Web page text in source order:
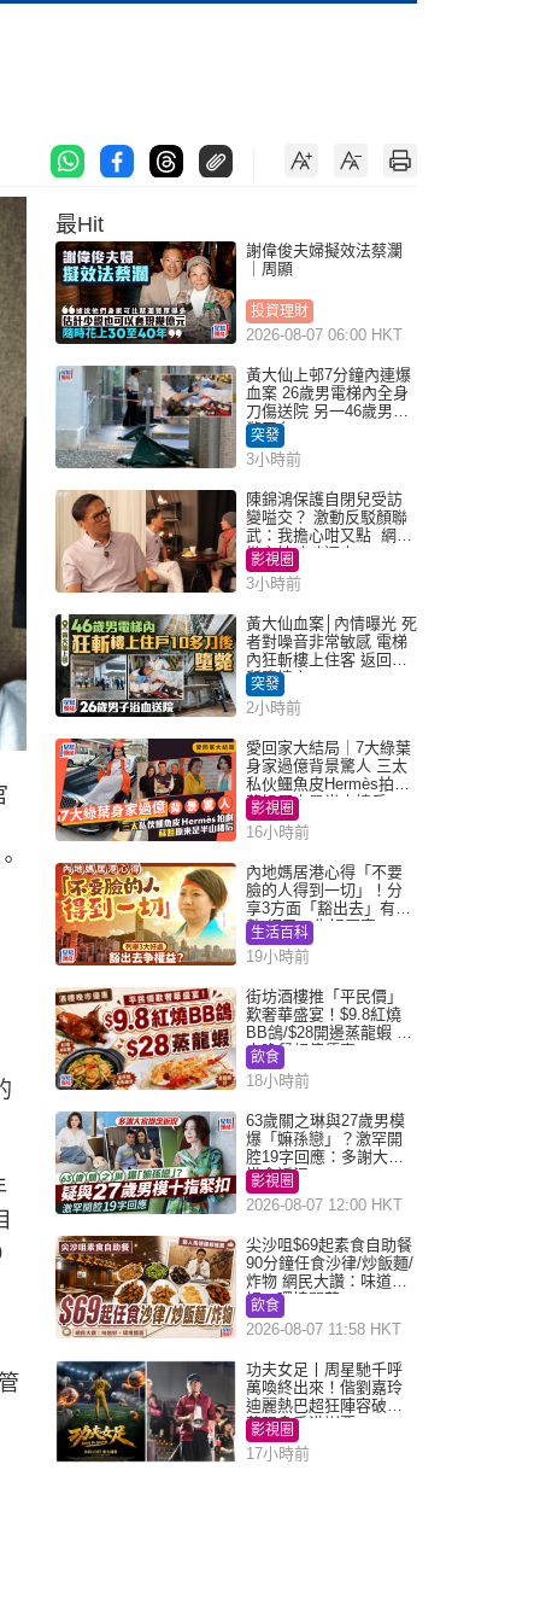
最Hit
謝偉俊夫婦擬效法蔡瀾
｜周顯
投資理財
2026-08-07 06:00 HKT
黃大仙上邨7分鐘內連爆
血案 26歲男電梯內全身
刀傷送院 另一46歲男倒
斃平台
突發
3小時前
陳錦鴻保護自閉兒受訪
變嗌交？ 激動反駁顏聯
武：我擔心咁又點 網民
批主持咄咄逼人
影視圈
3小時前
黃大仙血案│內情曝光 死
者對噪音非常敏感 電梯
內狂斬樓上住客 返回住
所墮樓亡
突發
2小時前
愛回家大結局｜7大綠葉
身家過億背景驚人 三太
私伙鱷魚皮Hermès拍劇
蘇姐原來是半山樓后
影視圈
16小時前
內地媽居港心得「不要
臉的人得到一切」！分
享3方面「豁出去」有著
數 網民：你好厲害
生活百科
19小時前
街坊酒樓推「平民價」
歎奢華盛宴！$9.8紅燒
BB鴿/$28開邊蒸龍蝦 3
大晚餐超值優惠
飲食
18小時前
63歲關之琳與27歲男模
爆「嫲孫戀」？激罕開
腔19字回應：多謝大家
掛念近況
影視圈
2026-08-07 12:00 HKT
尖沙咀$69起素食自助餐
90分鐘任食沙律/炒飯麵/
炸物 網民大讚：味道
好，環境闊落
飲食
2026-08-07 11:58 HKT
功夫女足丨周星馳千呼
萬喚終出來！偕劉嘉玲
迪麗熱巴超狂陣容破天
荒現身香港謝票
影視圈
17小時前